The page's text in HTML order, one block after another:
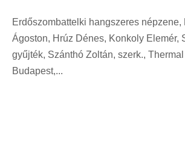
e
r
i
n
r
n
t
Erdőszombattelki hangszeres népzene,
Ágoston, Hrúz Dénes, Konkoly Elemér,
gyűjték, Szánthó Zoltán, szerk.,
Budapest,...